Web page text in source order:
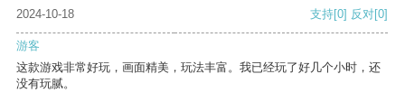
2024-10-18 支持[0] 反对[0]
游客
这款游戏非常好玩，画面精美，玩法丰富。我已经玩了好几个小时，还
没有玩腻。